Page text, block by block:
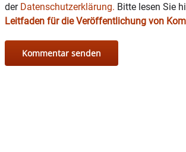
der Datenschutzerklärung. Bitte lesen Sie
Leitfaden für die Veröffentlichung von